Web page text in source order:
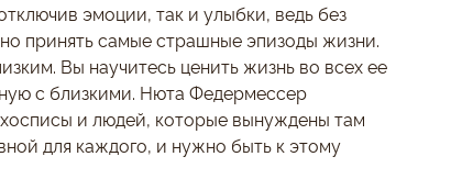
эмоции, так и улыбки, ведь без
принять самые страшные эпизоды жизни.
Вы научитесь ценить жизнь во всех ее
с близкими. Нюта Федермессер
и людей, которые вынуждены там
для каждого, и нужно быть к этому